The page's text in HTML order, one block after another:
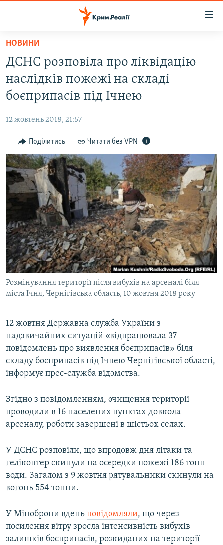
Перейти
основного
матеріалу
Перейти
до
основної
Перейти
до
пошуку
ВОДА.КРИМ
ВІДЕО ТА ФОТО
БЛОГИ
ПОГЛЯД
ІНТЕРВ'Ю
ВСЕ ЗА ДЕНЬ
СПЕЦПРОЕКТИ
ДЕПОРТАЦІЯ
ВІДЕОУРОКИ «ELIFBE»
СВІДЧЕННЯ ОКУПАЦІЇ
УКРАЇНСЬКА ПРОБЛЕМА КРИМУ
ІНФОГРАФІКА
ЯК ОБІЙТИ БЛОКУВАННЯ
Русский
Qırımtatar
ДОЛУЧАЙСЯ!
Усі сайти RFE/RL
НОВИНИ
ДСНС розповіла про ліквідацію
наслідків пожежі на складі
боєприпасів під Ічнею
12 жовтень 2018, 21:57
Поділитись Читати без VPN
Розмінування території після вибухів на арсеналі біля
міста Ічня, Чернігівська область, 10 жовтня 2018 року
12 жовтня Державна служба України з
надзвичайних ситуацій «відпрацювала 37
повідомлень про виявлення боєприпасів» біля
складу боєприпасів під Ічнею Чернігівської області,
інформує прес-служба відомства.
Згідно з повідомленням, очищення території
проводили в 16 населених пунктах довкола
арсеналу, роботи завершені в шістьох селах.
У ДСНС розповіли, що впродовж дня літаки та
гелікоптер скинули на осередки пожежі 186 тонн
води. Загалом з 9 жовтня рятувальники скинули на
вогонь 554 тонни.
У Міноброни вдень повідомляли, що через
посилення вітру зросла інтенсивність вибухів
залишків боєприпасів, розкиданих на території